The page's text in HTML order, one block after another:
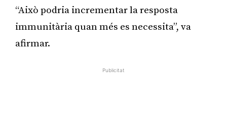
“Això podria incrementar la resposta
immunitària quan més es necessita”, va
afirmar.
Publicitat